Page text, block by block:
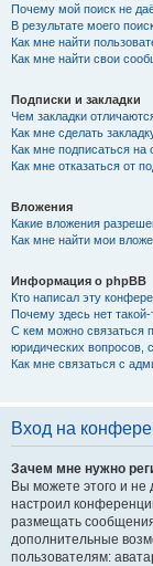
Почему мой поиск не
В результате моего
Как мне найти
Как мне найти свои
Подписки и закладки
Чем закладки
Как мне сделать
Как мне подписаться
Как мне отказаться от
Вложения
Какие вложения
Как мне найти мои
Информация о phpBB
Кто написал эту
Почему здесь нет
С кем можно связаться
юридических вопросов,
Как мне связаться с
Вход на
Зачем мне нужно
Вы можете этого и не
настроил
размещать
дополнительные
пользователям: